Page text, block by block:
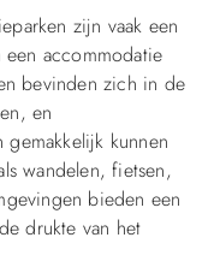
zijn vaak een
accommodatie
bevinden zich in de
en
kunnen
wandelen, fietsen,
bieden een
drukte van het